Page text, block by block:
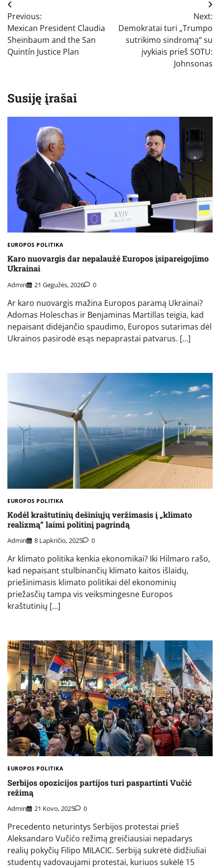
Navigacija
tarp
įrašų
Previous:
Mexican President Claudia
Sheinbaum and the San
Quintín Justice Plan
Next:
Demokratai turi „Trumpo
sutrikimo sindromą“ su
įvykiais prieš SOTU:
Johnsonas
Susiję įrašai
EUROPOS POLITIKA
Karo nuovargis dar nepalaužė Europos įsipareigojimo
Ukrainai
Admin 21 Gegužės, 2026 0
Ar karo nuovargis mažina Europos paramą Ukrainai?
Adomas Holeschas ir Benjaminas Martillas teigia, kad
nepaisant didėjančio spaudimo, Europos sutarimas dėl
Ukrainos pasirodė esąs nepaprastai patvarus. […]
EUROPOS POLITIKA
Kodėl kraštutinių dešiniųjų veržimasis į „klimato
realizmą“ laimi politinį pagrindą
Admin 8 Lapkričio, 2025 0
Ar klimato politika kenkia ekonomikai? Iki Hilmaro rašo,
kad nepaisant stulbinančių klimato kaitos išlaidų,
priešinimasis klimato politikai dėl ekonominių
priežasčių tampa vis veiksmingesne Europos
kraštutinių […]
EUROPOS POLITIKA
Serbijos opozicijos partijos turi paspartinti Vučić
režimą
Admin 21 Kovo, 2025 0
Precedento neturintys Serbijos protestai prieš
Aleksandaro Vučićo režimą greičiausiai nepadarys
realių pokyčių Filipo MILACIC. Serbiją sukrėtė didžiuliai
studentų vadovaujami protestai, kuriuos sukėlė 15